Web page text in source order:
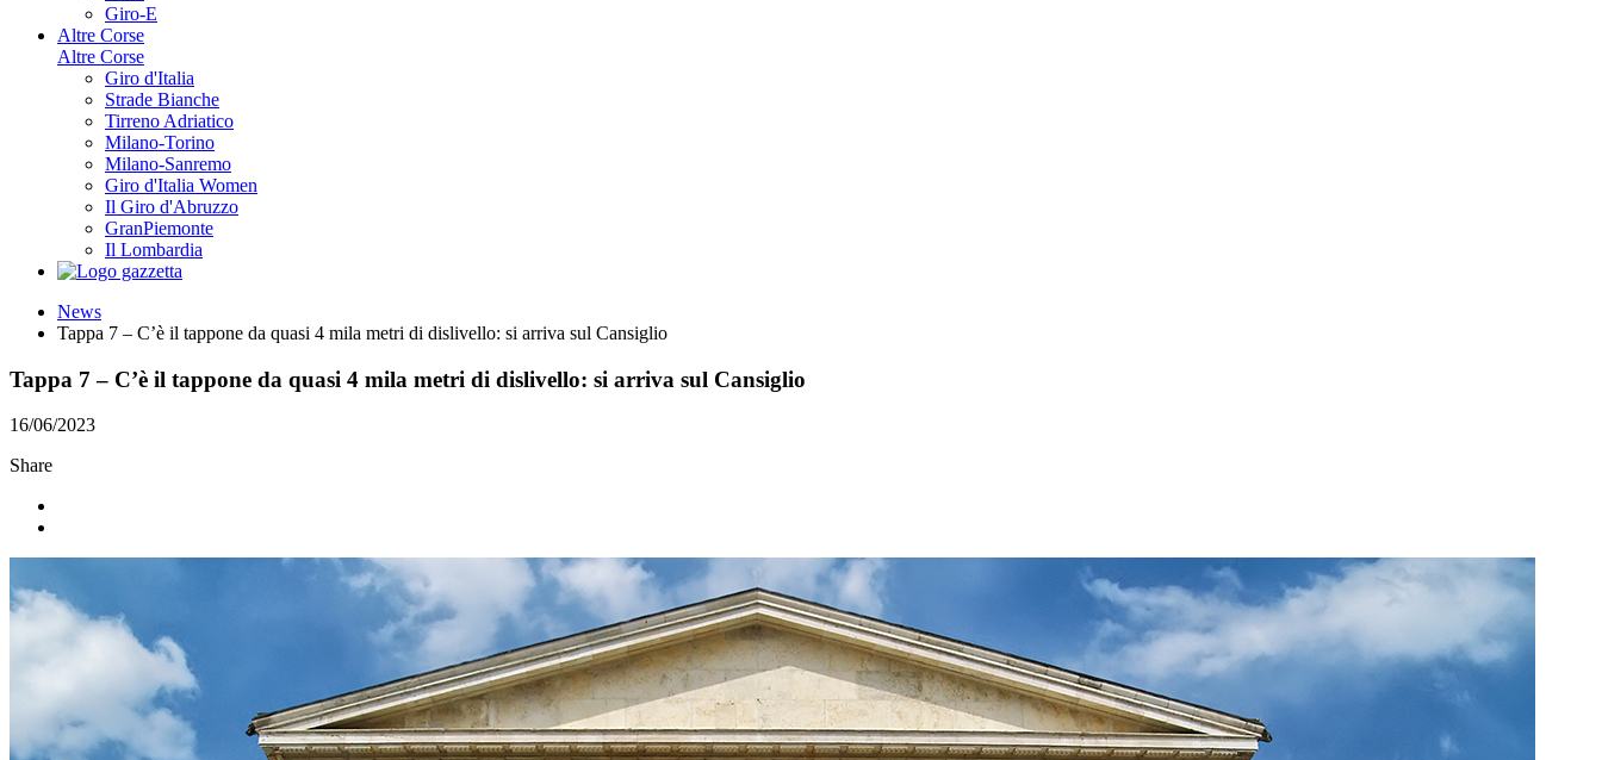
Giro-E
Altre Corse
Altre Corse
Giro d'Italia
Strade Bianche
Tirreno Adriatico
Milano-Torino
Milano-Sanremo
Giro d'Italia Women
Il Giro d'Abruzzo
GranPiemonte
Il Lombardia
News
Tappa 7 – C’è il tappone da quasi 4 mila metri di dislivello: si arriva sul Cansiglio
Tappa 7 – C’è il tappone da quasi 4 mila metri di dislivello: si arriva sul Cansiglio
16/06/2023
Share